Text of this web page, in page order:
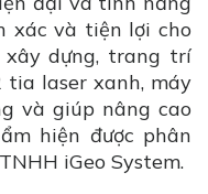
xác và tiện lợi cho
xây dựng, trang trí
laser xanh, máy
và giúp nâng cao
hiện được phân
iGeo System.